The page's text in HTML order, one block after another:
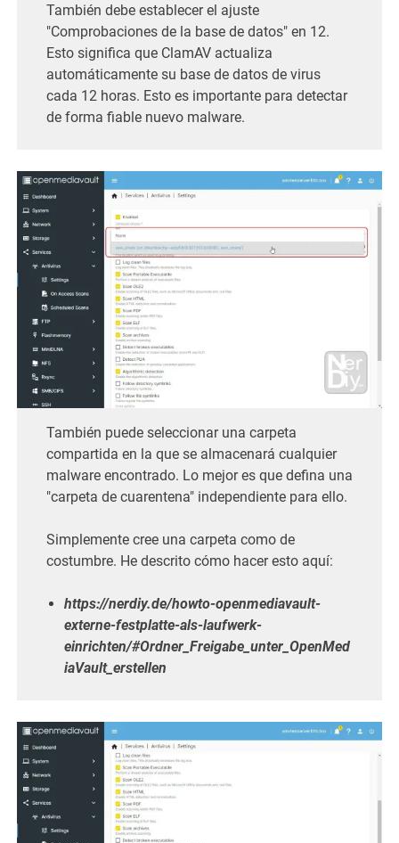
También debe establecer el ajuste
"Comprobaciones de la base de datos" en 12.
Esto significa que ClamAV actualiza
automáticamente su base de datos de virus
cada 12 horas. Esto es importante para detectar
de forma fiable nuevo malware.
También puede seleccionar una carpeta
compartida en la que se almacenará cualquier
malware encontrado. Lo mejor es que defina una
"carpeta de cuarentena" independiente para ello.
Simplemente cree una carpeta como de
costumbre. He descrito cómo hacer esto aquí:
https://nerdiy.de/howto-openmediavault-
externe-festplatte-als-laufwerk-
einrichten/#Ordner_Freigabe_unter_OpenMed
iaVault_erstellen